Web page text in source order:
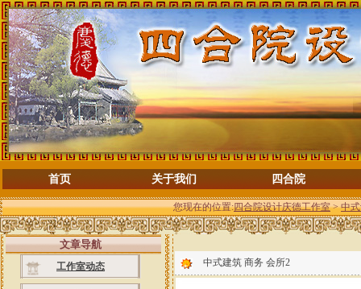
首页 关于我们 四合院
您现在的位置:四合院设计庆德工作室>中
文章导航
工作室动态 中式建筑 商务 会所2